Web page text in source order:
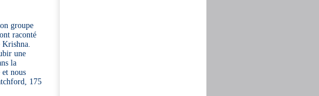
groupe
raconté
une
la
nous
175